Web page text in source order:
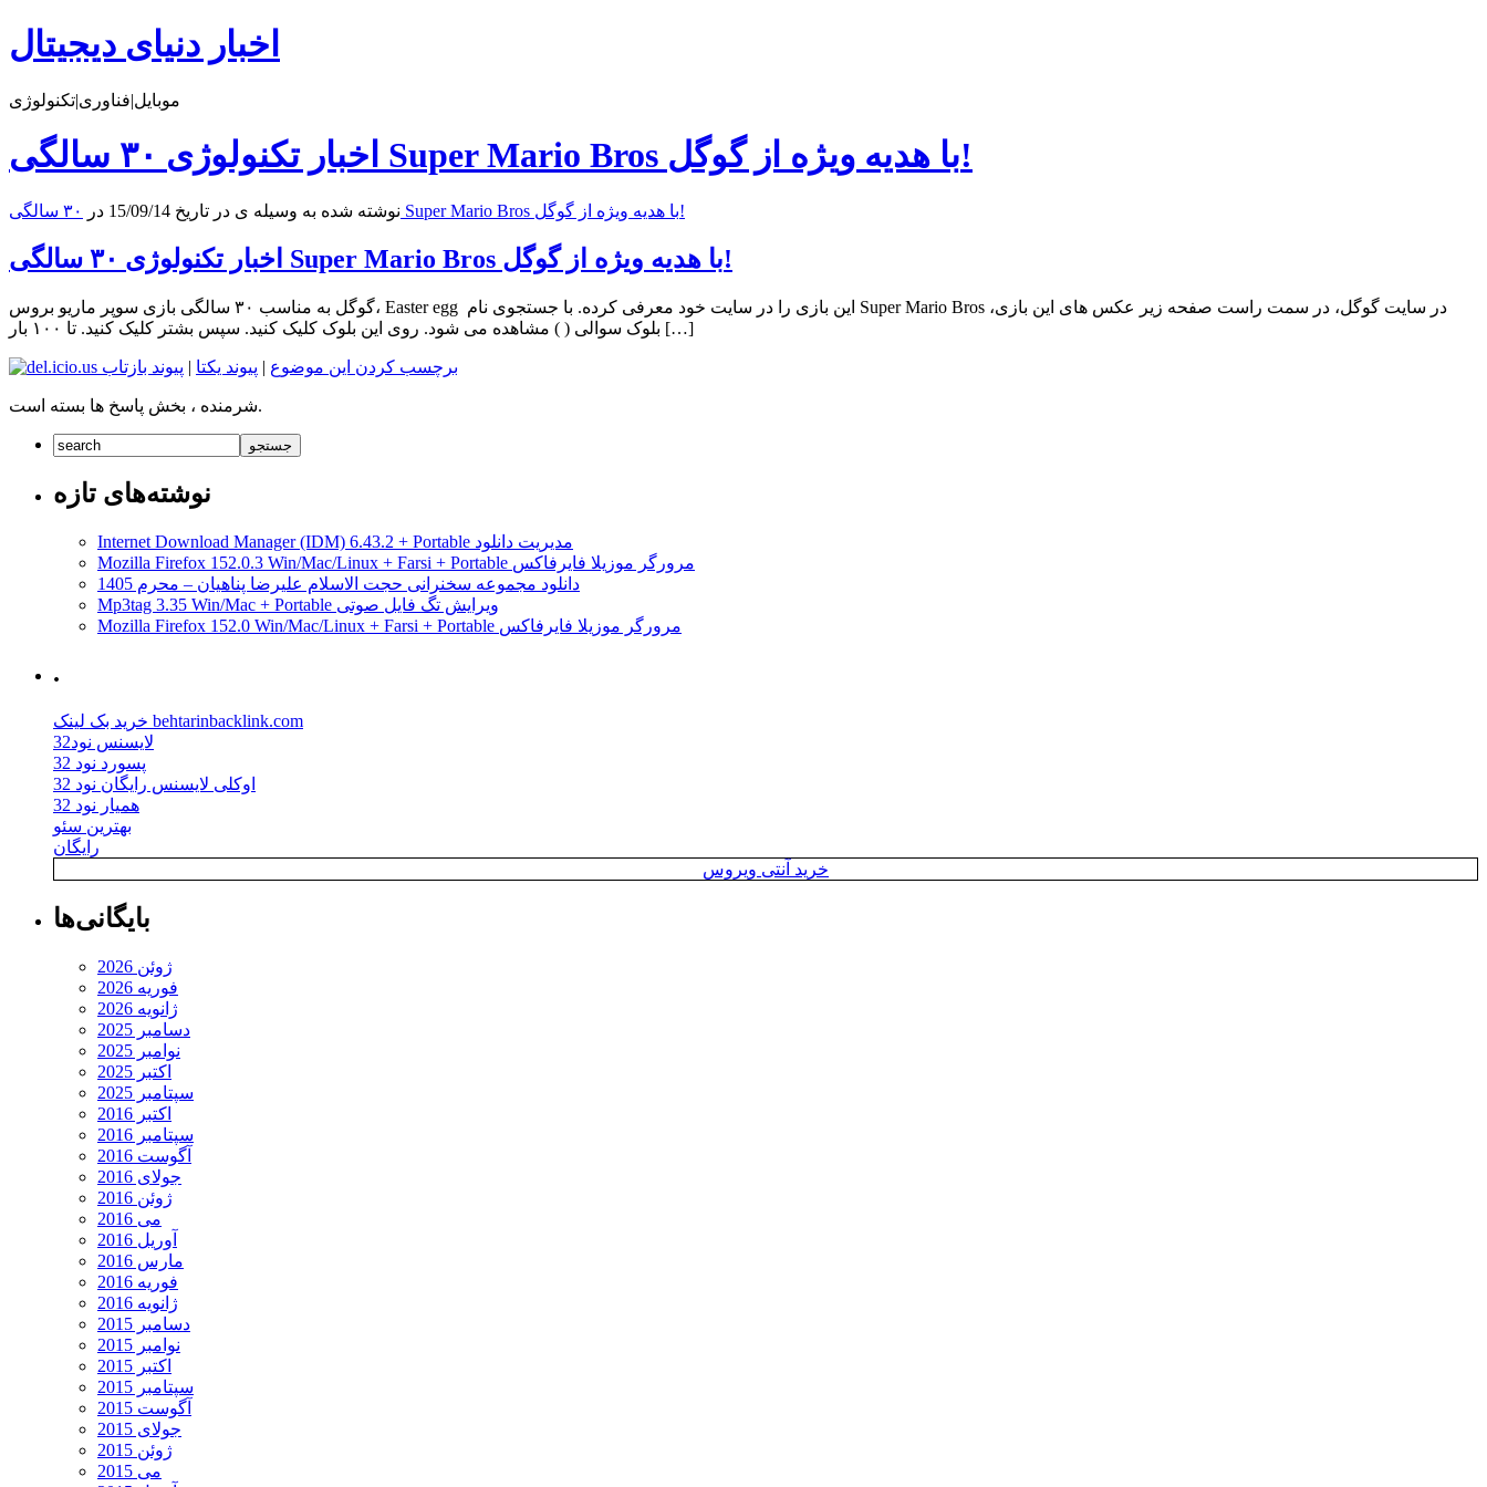
اخبار دنیای دیجیتال
موبایل|فناوری|تکنولوژی
اخبار تکنولوژی ۳۰ سالگی Super Mario Bros با هدیه ویژه از گوگل!
نوشته شده به وسیله ی در تاریخ 15/09/14 در ۳۰ سالگی Super Mario Bros با هدیه ویژه از گوگل!
اخبار تکنولوژی ۳۰ سالگی Super Mario Bros با هدیه ویژه از گوگل!
گوگل به مناسب ۳۰ سالگی بازی سوپر ماریو بروس، Easter egg این بازی را در سایت خود معرفی کرده. با جستجوی نام Super Mario Bros در سایت گوگل، در سمت راست صفحه زیر عکس های این بازی،
بلوک سوالی ( ) مشاهده می شود. روی این بلوک کلیک کنید. سپس بشتر کلیک کنید. تا ۱۰۰ بار […]
برچسب کردن این موضوع | پیوند یکتا | پیوند بازتاب
شرمنده ، بخش پاسخ ها بسته است.
نوشته‌های تازه
Internet Download Manager (IDM) 6.43.2 + Portable مدیریت دانلود
Mozilla Firefox 152.0.3 Win/Mac/Linux + Farsi + Portable مرورگر موزیلا فایرفاکس
دانلود مجموعه سخنرانی حجت الاسلام علیرضا پناهیان – محرم 1405
Mp3tag 3.35 Win/Mac + Portable ویرایش تگ فایل صوتی
Mozilla Firefox 152.0 Win/Mac/Linux + Farsi + Portable مرورگر موزیلا فایرفاکس
.
خرید بک لینک behtarinbacklink.com
لایسنس نود32
پسورد نود 32
اوکلی لایسنس رایگان نود 32
همیار نود 32
بهترین سئو
رایگان
خرید آنتی ویروس
بایگانی‌ها
ژوئن 2026
فوریه 2026
ژانویه 2026
دسامبر 2025
نوامبر 2025
اکتبر 2025
سپتامبر 2025
اکتبر 2016
سپتامبر 2016
آگوست 2016
جولای 2016
ژوئن 2016
می 2016
آوریل 2016
مارس 2016
فوریه 2016
ژانویه 2016
دسامبر 2015
نوامبر 2015
اکتبر 2015
سپتامبر 2015
آگوست 2015
جولای 2015
ژوئن 2015
می 2015